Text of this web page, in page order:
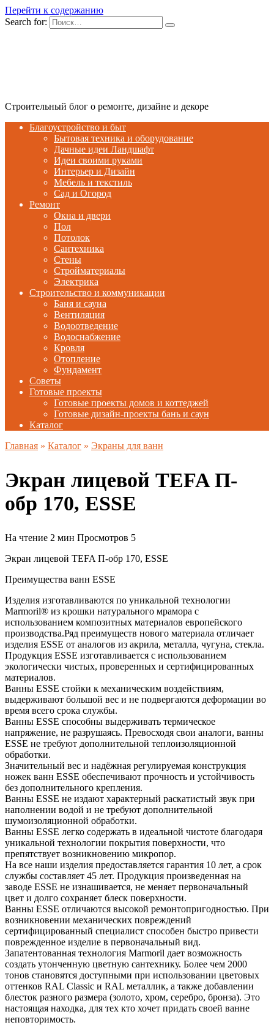
Перейти к содержанию
Search for:
Строительный блог о ремонте, дизайне и декоре
Благоустройство и быт
Бытовая техника и оборудование
Дачные идеи Ландшафт
Идеи своими руками
Интерьер и Дизайн
Мебель и текстиль
Сад и Огород
Ремонт
Окна и двери
Пол
Потолок
Сантехника
Стены
Стройматериалы
Электрика
Строительство и коммуникации
Баня и сауна
Вентиляция
Водоотведение
Водоснабжение
Кровля
Отопление
Фундамент
Советы
Готовые проекты
Готовые проекты домов и коттеджей
Готовые дизайн-проекты бань и саун
Каталог
Главная » Каталог » Экраны для ванн
Экран лицевой TEFA П-
обр 170, ESSE
На чтение 2 мин Просмотров 5
Экран лицевой TEFA П-обр 170, ESSE
Преимущества ванн ESSE
Изделия изготавливаются по уникальной технологии
Marmoril® из крошки натурального мрамора с
использованием композитных материалов европейского
производства.Ряд преимуществ нового материала отличает
изделия ESSE от аналогов из акрила, металла, чугуна, стекла.
Продукция ESSE изготавливается с использованием
экологически чистых, проверенных и сертифицированных
материалов.
Ванны ESSE стойки к механическим воздействиям,
выдерживают большой вес и не подвергаются деформации во
время всего срока службы.
Ванны ESSE способны выдерживать термическое
напряжение, не разрушаясь. Превосходя свои аналоги, ванны
ESSE не требуют дополнительной теплоизоляционной
обработки.
Значительный вес и надёжная регулируемая конструкция
ножек ванн ESSE обеспечивают прочность и устойчивость
без дополнительного крепления.
Ванны ESSE не издают характерный раскатистый звук при
наполнении водой и не требуют дополнительной
шумоизоляционной обработки.
Ванны ESSE легко содержать в идеальной чистоте благодаря
уникальной технологии покрытия поверхности, что
препятствует возникновению микропор.
На все наши изделия предоставляется гарантия 10 лет, а срок
службы составляет 45 лет. Продукция произведенная на
заводе ESSE не изнашивается, не меняет первоначальный
цвет и долго сохраняет блеск поверхности.
Ванны ESSE отличаются высокой ремонтопригодностью. При
возникновении механических повреждений
сертифицированный специалист способен быстро привести
поврежденное изделие в первоначальный вид.
Запатентованная технология Marmoril дает возможность
создать утонченную цветную сантехнику. Более чем 2000
тонов становятся доступными при использовании цветовых
оттенков RAL Classic и RAL металлик, а также добавлении
блесток разного размера (золото, хром, серебро, бронза). Это
настоящая находка, для тех кто хочет придать своей ванне
неповторимость.